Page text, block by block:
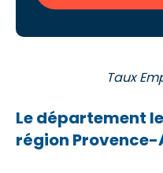
Taux
Le département
région Provence-